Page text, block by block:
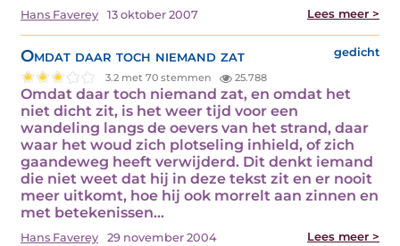
Hans Faverey 13 oktober 2007 Lees meer >
Omdat daar toch niemand zat gedicht
3.2 met 70 stemmen 25.788
Omdat daar toch niemand zat, en omdat het
niet dicht zit, is het weer tijd voor een
wandeling langs de oevers van het strand, daar
waar het woud zich plotseling inhield, of zich
gaandeweg heeft verwijderd. Dit denkt iemand
die niet weet dat hij in deze tekst zit en er nooit
meer uitkomt, hoe hij ook morrelt aan zinnen en
met betekenissen…
Hans Faverey 29 november 2004 Lees meer >